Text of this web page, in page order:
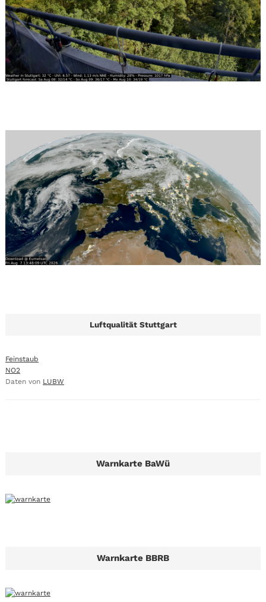
Luftqualität Stuttgart
Feinstaub
NO2
Daten von LUBW
Warnkarte BaWü
Warnkarte BBRB